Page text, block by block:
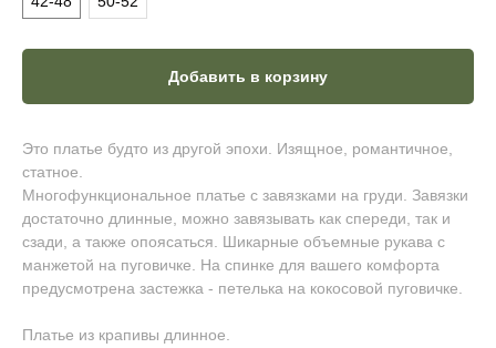
Добавить в корзину
Это платье будто из другой эпохи. Изящное, романтичное,
статное.
Многофункциональное платье с завязками на груди. Завязки
достаточно длинные, можно завязывать как спереди, так и
сзади, а также опоясаться. Шикарные объемные рукава с
манжетой на пуговичке. На спинке для вашего комфорта
предусмотрена застежка - петелька на кокосовой пуговичке.
Платье из крапивы длинное.